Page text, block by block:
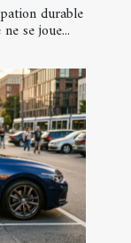
durable
se joue...